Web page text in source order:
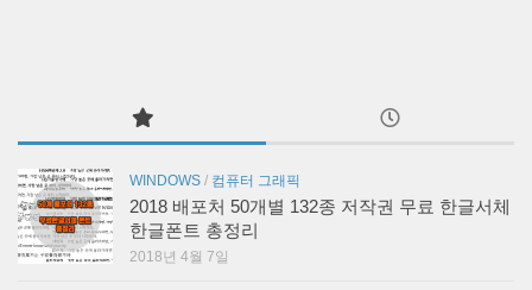
WINDOWS / 컴퓨터 그래픽
2018 배포처 50개별 132종 저작권 무료 한글서체
한글폰트 총정리
2018년 4월 7일